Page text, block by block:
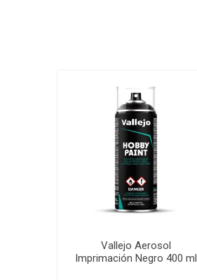
Vallejo Aerosol
Imprimación Negro 400 ml